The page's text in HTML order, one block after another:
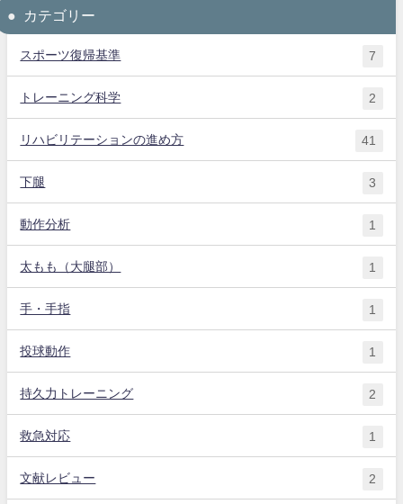
カテゴリー
スポーツ復帰基準 7
トレーニング科学 2
リハビリテーションの進め方 41
下腿 3
動作分析 1
太もも（大腿部） 1
手・手指 1
投球動作 1
持久力トレーニング 2
救急対応 1
文献レビュー 2